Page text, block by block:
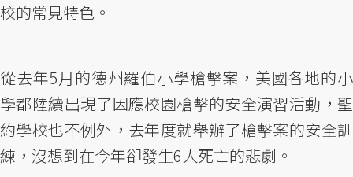
校的常見特色。
從去年5月的德州羅伯小學槍擊案，美國各地的小
學都陸續出現了因應校園槍擊的安全演習活動，聖
約學校也不例外，去年度就舉辦了槍擊案的安全訓
練，沒想到在今年卻發生6人死亡的悲劇。